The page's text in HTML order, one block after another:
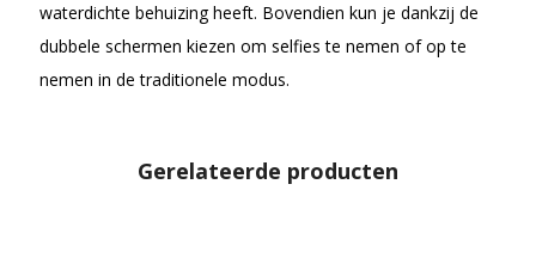
waterdichte behuizing heeft. Bovendien kun je dankzij de
dubbele schermen kiezen om selfies te nemen of op te
nemen in de traditionele modus.
Gerelateerde producten